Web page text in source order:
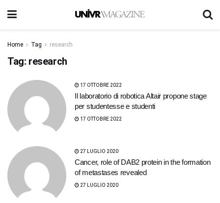
Home Tag research
Tag: research
17 OTTOBRE 2022
Il laboratorio di robotica Altair propone stage
per studentesse e studenti
17 OTTOBRE 2022
27 LUGLIO 2020
Cancer, role of DAB2 protein in the formation
of metastases revealed
27 LUGLIO 2020